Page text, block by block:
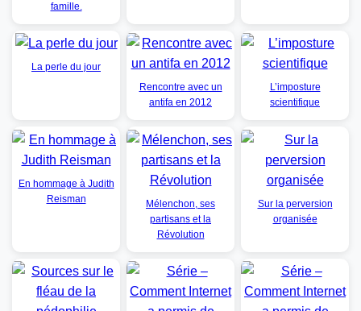
famille.
La perle du jour
Rencontre avec un
antifa en 2012
L’imposture
scientifique
En hommage à Judith
Reisman
Mélenchon, ses
partisans et la
Révolution
Sur la perversion
organisée